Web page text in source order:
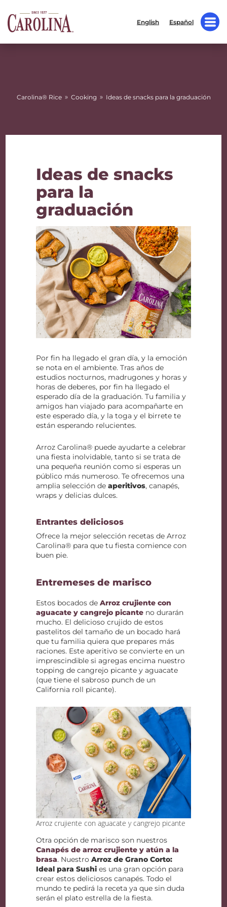
English Español
Carolina® Rice » Cooking » Ideas de snacks para la graduación
Ideas de snacks
para la
graduación
Por fin ha llegado el gran día, y la emoción
se nota en el ambiente. Tras años de
estudios nocturnos, madrugones y horas y
horas de deberes, por fin ha llegado el
esperado día de la graduación. Tu familia y
amigos han viajado para acompañarte en
este esperado día, y la toga y el birrete te
están esperando relucientes.
Arroz Carolina® puede ayudarte a celebrar
una fiesta inolvidable, tanto si se trata de
una pequeña reunión como si esperas un
público más numeroso. Te ofrecemos una
amplia selección deaperitivos, canapés,
wraps y delicias dulces.
Entrantes deliciosos
Ofrece la mejor selección recetas de Arroz
Carolina® para que tu fiesta comience con
buen pie.
Entremeses de marisco
Estos bocados deArroz crujiente con
aguacate y cangrejo picante no durarán
mucho. El delicioso crujido de estos
pastelitos del tamaño de un bocado hará
que tu familia quiera que prepares más
raciones. Este aperitivo se convierte en un
imprescindible si agregas encima nuestro
topping de cangrejo picante y aguacate
(que tiene el sabroso punch de un
California roll picante).
Arroz crujiente con aguacate y cangrejo picante
Otra opción de marisco son nuestros
Canapés de arroz crujiente y atún a la
brasa. NuestroArroz de Grano Corto:
Ideal para Sushi es una gran opción para
crear estos deliciosos canapés. Todo el
mundo te pedirá la receta ya que sin duda
serán el plato estrella de la fiesta.